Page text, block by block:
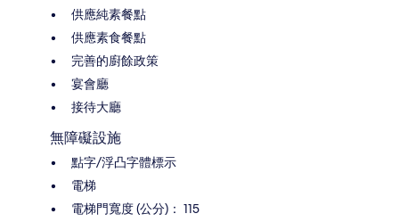
供應純素餐點
供應素食餐點
完善的廚餘政策
宴會廳
接待大廳
無障礙設施
點字/浮凸字體標示
電梯
電梯門寬度 (公分)： 115